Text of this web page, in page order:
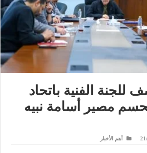
للجنة الفنية باتحاد
مصير أسامة نبيه
أهم الأخبار